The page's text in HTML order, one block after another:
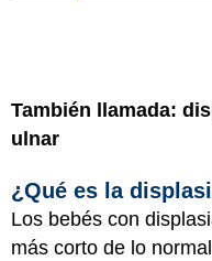
También llamada:
ulnar
¿Qué es la
Los bebés con
más corto de lo